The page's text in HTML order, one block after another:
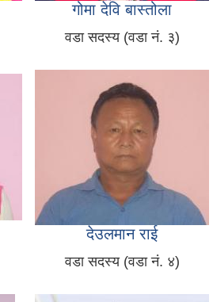
गोमा देवि बास्तोला
वडा सदस्य (वडा नं. ३)
देउलमान राई
वडा सदस्य (वडा नं. ४)